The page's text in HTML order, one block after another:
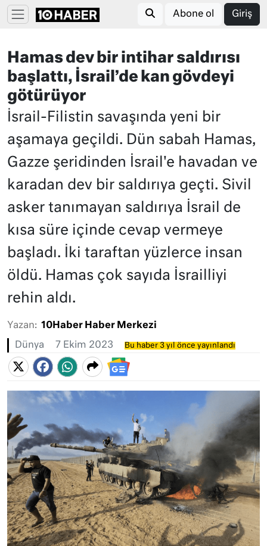
Abone ol Giriş
Hamas dev bir intihar saldırısı
başlattı, İsrail’de kan gövdeyi
götürüyor
İsrail-Filistin savaşında yeni bir
aşamaya geçildi. Dün sabah Hamas,
Gazze şeridinden İsrail'e havadan ve
karadan dev bir saldırıya geçti. Sivil
asker tanımayan saldırıya İsrail de
kısa süre içinde cevap vermeye
başladı. İki taraftan yüzlerce insan
öldü. Hamas çok sayıda İsrailliyi
rehin aldı.
Yazan: 10Haber Haber Merkezi
Dünya 7 Ekim 2023 Bu haber 3 yıl önce yayınlandı